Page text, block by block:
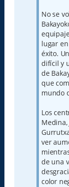
No se
lugar
éxito.
difícil y
de
que
mundo
Los
Medina,
ver
de una
color